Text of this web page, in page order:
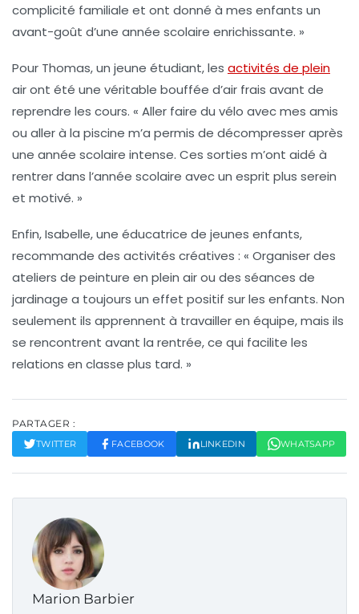
complicité familiale et ont donné à mes enfants un
avant-goût d’une année scolaire enrichissante. »
Pour Thomas, un jeune étudiant, les activités de plein
air ont été une véritable bouffée d’air frais avant de
reprendre les cours. « Aller faire du vélo avec mes amis
ou aller à la piscine m’a permis de décompresser après
une année scolaire intense. Ces sorties m’ont aidé à
rentrer dans l’année scolaire avec un esprit plus serein
et motivé. »
Enfin, Isabelle, une éducatrice de jeunes enfants,
recommande des activités créatives : « Organiser des
ateliers de peinture en plein air ou des séances de
jardinage a toujours un effet positif sur les enfants. Non
seulement ils apprennent à travailler en équipe, mais ils
se rencontrent avant la rentrée, ce qui facilite les
relations en classe plus tard. »
PARTAGER :
TWITTER FACEBOOK LINKEDIN WHATSAPP
Marion Barbier